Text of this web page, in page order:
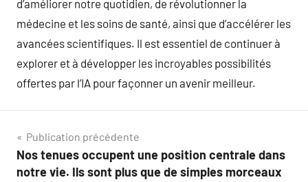
d’améliorer notre quotidien, de révolutionner la
médecine et les soins de santé, ainsi que d’accélérer les
avancées scientifiques. Il est essentiel de continuer à
explorer et à développer les incroyables possibilités
offertes par l’IA pour façonner un avenir meilleur.
Navigation
de
Publication précédente
Nos tenues occupent une position centrale dans
notre vie. Ils sont plus que de simples morceaux